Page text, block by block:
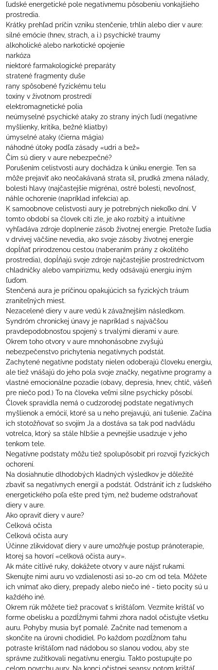
ľudské energetické pole negatívnemu pôsobeniu vonkajšieho
prostredia.
Krátky prehľad príčin vzniku stenčenie, trhlín alebo dier v aure:
silné emócie (hnev, strach, a i.) psychické traumy
alkoholické alebo narkotické opojenie
narkóza
niektoré farmakologické preparáty
stratené fragmenty duše
rany spôsobené fyzickému telu
toxíny v životnom prostredí
elektromagnetické polia
neúmyselné psychické ataky zo strany iných ľudí (negatívne
myšlienky, kritika, bežné kliatby)
úmyselné ataky (čierna mágia)
náhodné útoky podľa zásady «udri a bež»
Čím sú diery v aure nebezpečné?
Porušením celistvosti aury dochádza k úniku energie. Ten sa
môže prejaviť ako neočakávaná strata síl, prudká zmena nálady,
bolesti hlavy (najčastejšie migréna), ostré bolesti, nevoľnosť,
náhle ochorenie (napríklad infekcia) ap.
K samoobnove celistvosti aury je potrebných niekoľko dní. V
tomto období sa človek cíti zle, je ako rozbitý a intuitívne
vyhľadáva zdroje doplnenie zásob životnej energie. Pretože ľudia
v drvivej väčšine nevedia, ako svoje zásoby životnej energie
dopĺňať prirodzenou cestou (naberaním prány z okolitého
prostredia), dopĺňajú svoje zdroje najčastejšie prostredníctvom
chladničky alebo vampirizmu, kedy odsávajú energiu iným
ľuďom.
Stenčená aura je príčinou opakujúcich sa fyzických tráum
zraniteľných miest.
Nezacelené diery v aure vedú k závažnejším následkom.
Syndróm chronickej únavy je napríklad s najväčšou
pravdepodobnosťou spojený s trvalými dierami v aure.
Okrem toho otvory v aure mnohonásobne zvyšujú
nebezpečenstvo prichytenia negatívnych podstát.
Zachytené negatívne podstaty nielen odoberajú človeku energiu,
ale tiež vnášajú do jeho pola svoje značky, negatívne programy a
vlastné emocionálne pozadie (obavy, depresia, hnev, chtíč, vášeň
pre niečo pod.) To na človeka veľmi silne psychicky pôsobí.
Človek spravidla nemá o cudzorodej podstate negatívnych
myšlienok a emócií, ktoré sa u neho prejavujú, ani tušenie. Začína
ich stotožňovať so svojím Ja a dostáva sa tak pod nadvládu
votrelca, ktorý sa stále hlbšie a pevnejšie usadzuje v jeho
tenkom tele.
Negatívne podstaty môžu tiež spolupôsobiť pri rozvoji fyzických
ochorení.
Na dosiahnutie dlhodobých kladných výsledkov je dôležité
zbaviť sa negatívnych energií a podstát. Odstrániť ich z ľudského
energetického poľa ešte pred tým, než budeme odstraňovať
diery v aure.
Ako opraviť diery v aure?
Celková očista
Celková očista aury
Účinne zlikvidovať diery v aure umožňuje postup pránoterapie,
ktorej sa hovorí «celková očista aury».
Ak máte citlivé ruky, dokážete otvory v aure nájsť rukami.
Skenujte nimi auru vo vzdialenosti asi 10-20 cm od tela. Môžete
ich vnímať ako diery, prepady alebo niečo iné - tieto pocity sú u
každého iné.
Okrem rúk môžete tiež pracovať s krištáľom. Vezmite krištáľ vo
forme obelisku a pozdĺžnymi ťahmi zhora nadol očisťujte všetku
auru. Pohyby musia byť pomalé. Začnite nad temenom a
skončite na úrovni chodidiel. Po každom pozdĺžnom ťahu
potraste krištáľom nad nádobou so slanou vodou, aby ste
správne zužitkovali negatívnu energiu. Takto postupujte po